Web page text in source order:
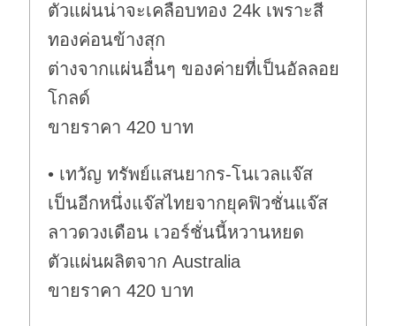
ตัวแผ่นน่าจะเคลือบทอง 24k เพราะสี
ทองค่อนข้างสุก
ต่างจากแผ่นอื่นๆ ของค่ายที่เป็นอัลลอย
โกลด์
ขายราคา 420 บาท
• เทวัญ ทรัพย์แสนยากร-โนเวลแจ๊ส
เป็นอีกหนึ่งแจ๊สไทยจากยุคฟิวชั่นแจ๊ส
ลาวดวงเดือน เวอร์ชั่นนี้หวานหยด
ตัวแผ่นผลิตจาก Australia
ขายราคา 420 บาท